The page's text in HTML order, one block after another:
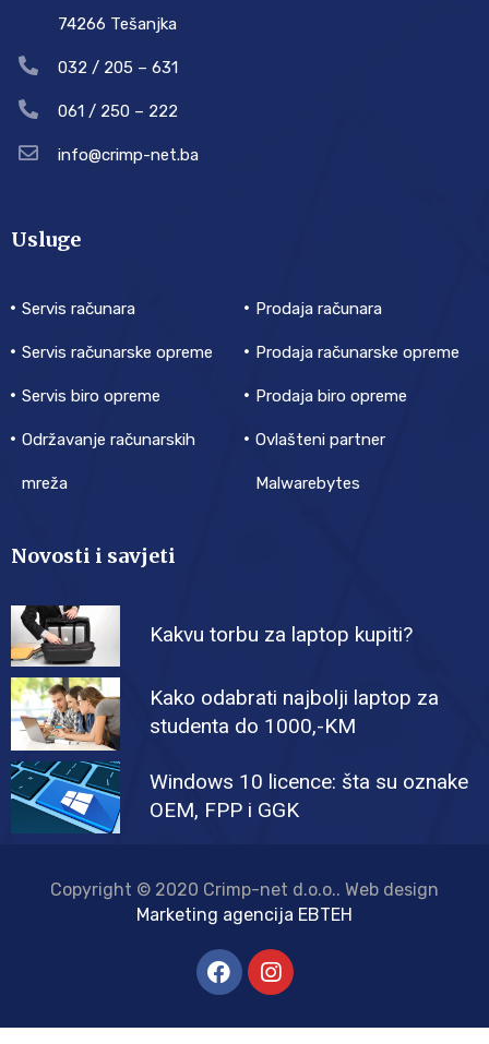
74266 Tešanjka
032 / 205 – 631
061 / 250 – 222
info@crimp-net.ba
Usluge
Servis računara
Servis računarske opreme
Servis biro opreme
Održavanje računarskih
mreža
Prodaja računara
Prodaja računarske opreme
Prodaja biro opreme
Ovlašteni partner
Malwarebytes
Novosti i savjeti
Kakvu torbu za laptop kupiti?
Kako odabrati najbolji laptop za
studenta do 1000,-KM
Windows 10 licence: šta su oznake
OEM, FPP i GGK
Copyright © 2020 Crimp-net d.o.o.. Web design
Marketing agencija EBTEH